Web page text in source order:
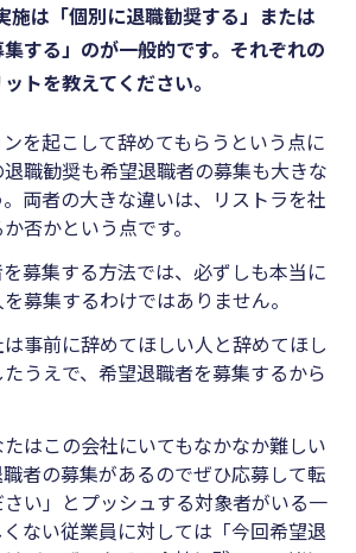
施は「個別に退職勧奨する」または
集する」のが一般的です。それぞれの
トを教えてください。
を起こして辞めてもらうという点に
職勧奨も希望退職者の募集も大きな
両者の大きな違いは、リストラを社
否かという点です。
募集する方法では、必ずしも本当に
募集するわけではありません。
事前に辞めてほしい人と辞めてほし
うえで、希望退職者を募集するから
はこの会社にいてもなかなか難しい
者の募集があるのでぜひ応募して転
い」とプッシュする対象者がいる一
ない従業員に対しては「今回希望退